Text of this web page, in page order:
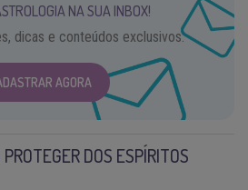
NA SUA INBOX!
dicas e conteúdos exclusivos.
AGORA
DOS ESPÍRITOS